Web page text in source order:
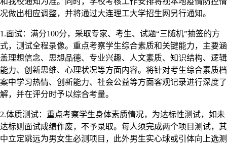
况做出相应调整，并将通过大连理工大学招生网另行通知。
1.面试：满分100分，采取专家、考生、试题“三随机”抽签的方
式，测试全程录像。重点考察学生综合素质和关键能力，主要涵
盖理想信念、思想品德、专业兴趣、人文素质、知识结构、逻辑
能力、创新思维、心理状况等方面内容。将针对考生综合素质档
案中学习热情、创新能力、社会公益等方面客观记录进行深度了
解，并在评分时予以综合考量。
2.体质测试：重点考察学生身体素质情况，为达标性测试，如未
达标则面试成绩作废，不予录取。每人须完成两个项目测试，其
中立定跳远为男女生必测项目，此外男生实心球或引体向上选测